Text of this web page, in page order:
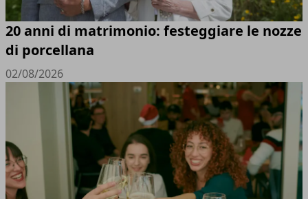
20 anni di matrimonio: festeggiare le nozze
di porcellana
02/08/2026